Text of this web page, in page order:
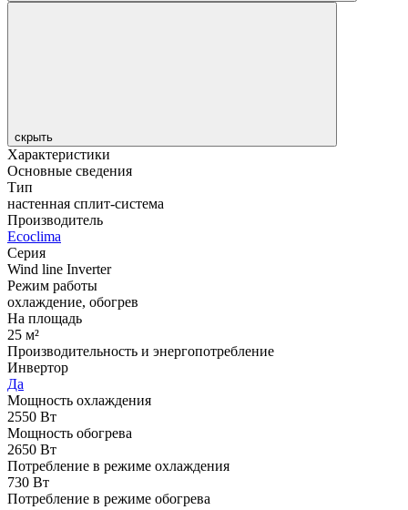
скрыть
Характеристики
Основные сведения
Тип
настенная сплит-система
Производитель
Ecoclima
Серия
Wind line Inverter
Режим работы
охлаждение, обогрев
На площадь
25 м²
Производительность и энергопотребление
Инвертор
Да
Мощность охлаждения
2550 Вт
Мощность обогрева
2650 Вт
Потребление в режиме охлаждения
730 Вт
Потребление в режиме обогрева